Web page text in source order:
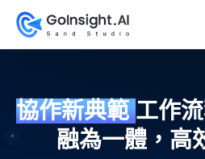
協作新典範工作
融為一體，高